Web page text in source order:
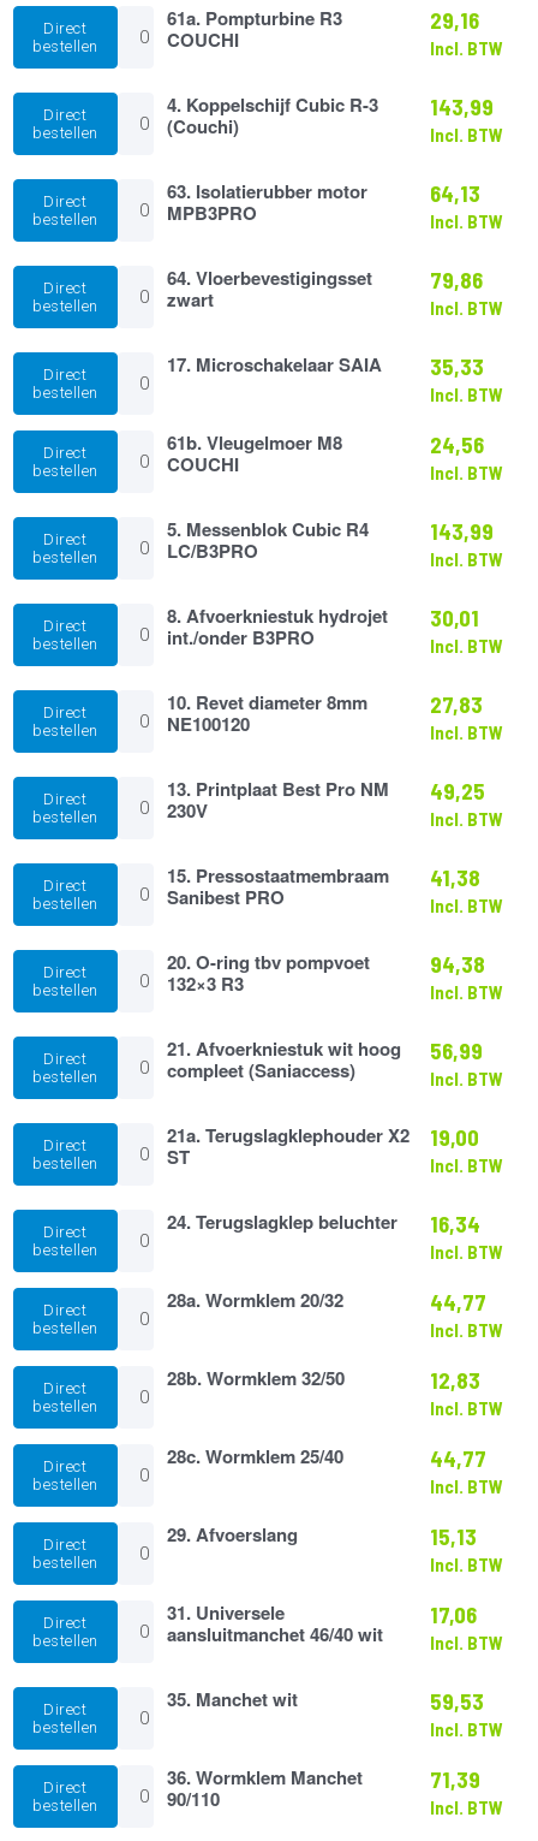
aantal
Direct
bestellen
61a.
Pompturbine
R3
aantal
61a. Pompturbine R3
COUCHI
29,16
Incl. BTW
Direct
bestellen
4.
Koppelschijf
Cubic
3
(Couchi)
aantal
4. Koppelschijf Cubic R-3
(Couchi)
143,99
Incl. BTW
Direct
bestellen
63.
Isolatierubber
motor
aantal
63. Isolatierubber motor
MPB3PRO
64,13
Incl. BTW
Direct
bestellen
64.
Vloerbevestigingsset
zwart
64. Vloerbevestigingsset
zwart
79,86
Incl. BTW
Direct
bestellen
17.
Microschakelaar
SAIA
aantal
17. Microschakelaar SAIA 35,33
Incl. BTW
Direct
bestellen
61b.
Vleugelmoer
M8
aantal
61b. Vleugelmoer M8
COUCHI
24,56
Incl. BTW
Direct
bestellen
5.
Messenblok
Cubic
LC/B3PRO
aantal
5. Messenblok Cubic R4
LC/B3PRO
143,99
Incl. BTW
Direct
bestellen
8.
Afvoerkniestuk
hydrojet
B3PRO
aantal
8. Afvoerkniestuk hydrojet
int./onder B3PRO
30,01
Incl. BTW
Direct
bestellen
10.
Revet
diameter
NE100120
aantal
10. Revet diameter 8mm
NE100120
27,83
Incl. BTW
Direct
bestellen
13.
Printplaat
Best
NM
230V
aantal
13. Printplaat Best Pro NM
230V
49,25
Incl. BTW
Direct
bestellen
15.
Pressostaatmembraam
Sanibest
aantal
15. Pressostaatmembraam
Sanibest PRO
41,38
Incl. BTW
Direct
bestellen
20.
ring
pompvoet
132x3
R3
20. O-ring tbv pompvoet
132×3 R3
94,38
Incl. BTW
Direct
bestellen
21.
Afvoerkniestuk
wit
compleet
(Saniaccess)
aantal
21. Afvoerkniestuk wit hoog
compleet (Saniaccess)
56,99
Incl. BTW
Direct
bestellen
21a.
Terugslagklephouder
X2
aantal
21a. Terugslagklephouder X2
ST
19,00
Incl. BTW
Direct
bestellen
24.
Terugslagklep
beluchter
aantal
24. Terugslagklep beluchter 16,34
Incl. BTW
Direct
bestellen
28a.
Wormklem
20/32
aantal
28a. Wormklem 20/32 44,77
Incl. BTW
Direct
bestellen
28b.
Wormklem
32/50
aantal
28b. Wormklem 32/50 12,83
Incl. BTW
Direct
bestellen
28c.
Wormklem
25/40
aantal
28c. Wormklem 25/40 44,77
Incl. BTW
Direct
bestellen
29.
Afvoerslang
aantal
29. Afvoerslang 15,13
Incl. BTW
Direct
bestellen
31.
Universele
aansluitmanchet
wit
aantal
31. Universele
aansluitmanchet 46/40 wit
17,06
Incl. BTW
Direct
bestellen
35.
Manchet
wit
aantal
35. Manchet wit 59,53
Incl. BTW
Direct
bestellen
36.
Wormklem
Manchet
36. Wormklem Manchet
90/110
71,39
Incl. BTW